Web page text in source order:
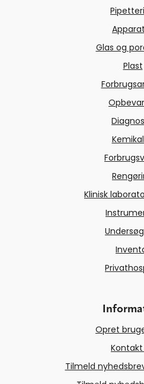
Glas og
Plast
Klinisk
Opret
Kontakt
Tilmeld